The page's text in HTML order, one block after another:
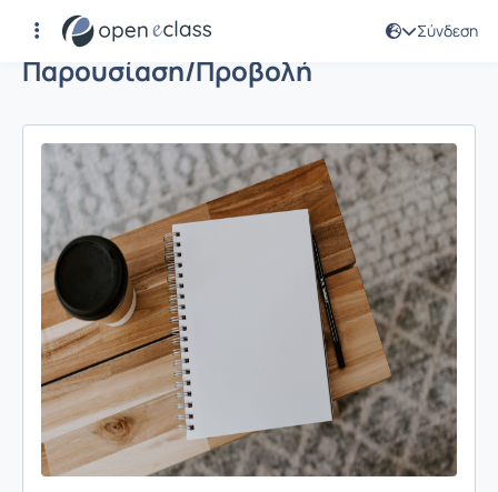
Σύνδεση
Παρουσίαση/Προβολή